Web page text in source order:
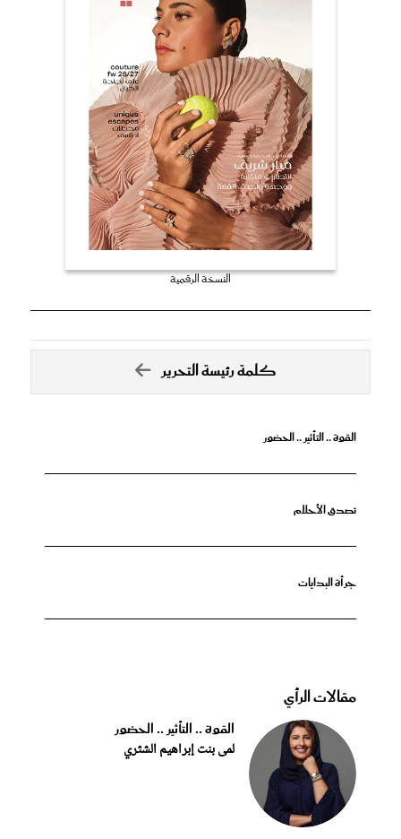
النسخة الرقمية
كلمة رئيسة التحرير
القوة .. التأثير .. الحضور
تصدق الأحلام
جرأة البدايات
مقالات الرأي
القوة .. التأثير .. الحضور
لمى بنت إبراهيم الشثري